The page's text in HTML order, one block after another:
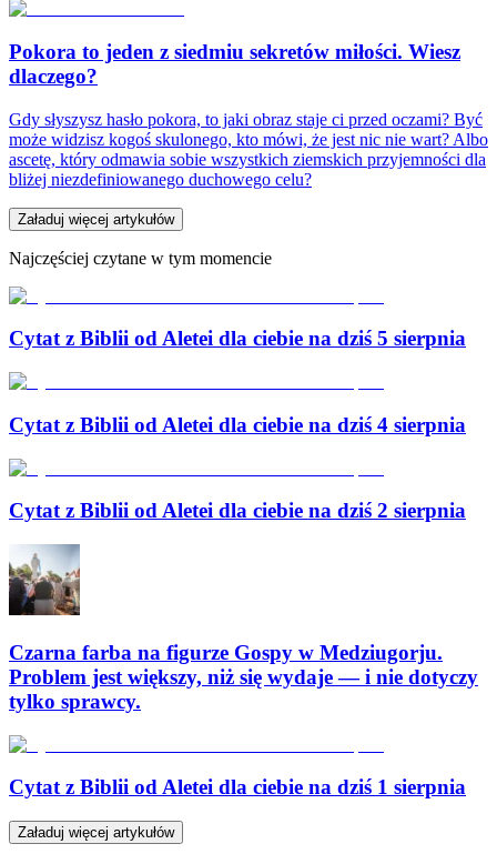
Pokora to jeden z siedmiu sekretów miłości. Wiesz
dlaczego?
Gdy słyszysz hasło pokora, to jaki obraz staje ci przed oczami? Być
może widzisz kogoś skulonego, kto mówi, że jest nic nie wart? Albo
ascetę, który odmawia sobie wszystkich ziemskich przyjemności dla
bliżej niezdefiniowanego duchowego celu?
Załaduj więcej artykułów
Najczęściej czytane w tym momencie
Cytat z Biblii od Aletei dla ciebie na dziś 5 sierpnia
Cytat z Biblii od Aletei dla ciebie na dziś 4 sierpnia
Cytat z Biblii od Aletei dla ciebie na dziś 2 sierpnia
Czarna farba na figurze Gospy w Medziugorju.
Problem jest większy, niż się wydaje — i nie dotyczy
tylko sprawcy.
Cytat z Biblii od Aletei dla ciebie na dziś 1 sierpnia
Załaduj więcej artykułów